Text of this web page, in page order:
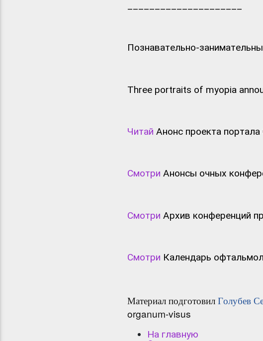
Познавательно-
Three portraits of myopia
Читай Анонс проекта
Смотри Анонсы очных
Смотри Архив конференций
Смотри Календарь
Материал подготовилГолубев
organum-visus
На главную